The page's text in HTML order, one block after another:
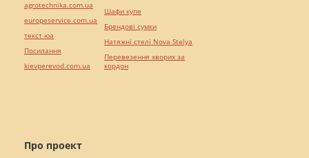
Про проект
agrotechnika.com.ua
europeservice.com.ua
текст юа
Посилання
kievperevod.com.ua
Шафи купе
Брендові сумки
Натяжні стелі Nova Stelya
Перевезення хворих за
кордон